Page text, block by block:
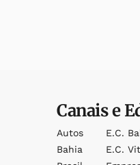
Canais e
Autos
Bahia
E.c.
E.c.